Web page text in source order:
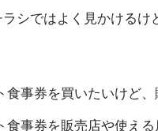
シではよく見かける
食事券を買いたいけど
食事券を販売店や使える